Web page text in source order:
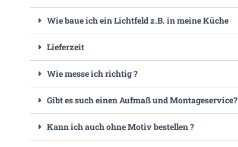
Wie baue ich ein Lichtfeld z.B. in meine Küche
Lieferzeit
Wie messe ich richtig ?
Gibt es such einen Aufmaß und Montageservice?
Kann ich auch ohne Motiv bestellen ?